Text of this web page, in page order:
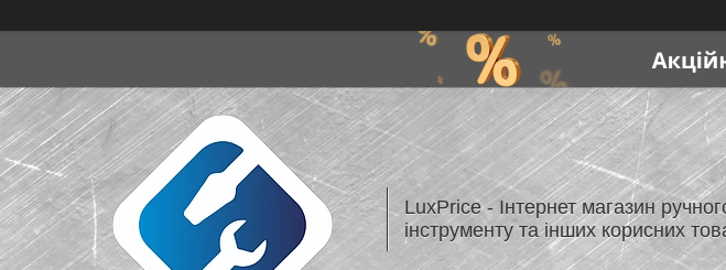
LuxPrice - Інтернет магазин
інструменту та інших корисних